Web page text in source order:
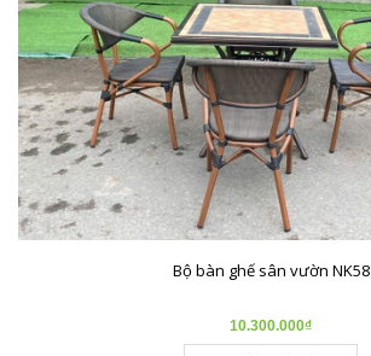
Bộ bàn ghế sân vườn NK58
10.300.000₫